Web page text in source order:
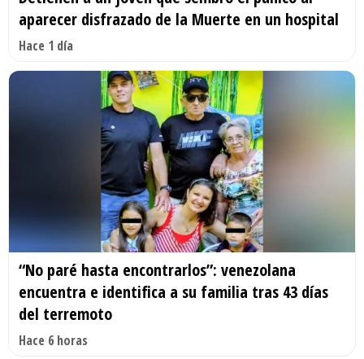
aparecer disfrazado de la Muerte en un hospital
Hace 1 día
“No paré hasta encontrarlos”: venezolana
encuentra e identifica a su familia tras 43 días
del terremoto
Hace 6 horas